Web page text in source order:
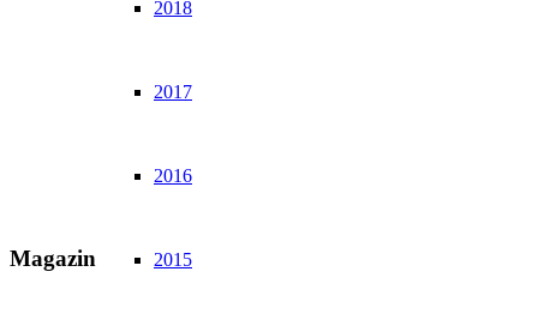
2018
2017
2016
2015
Magazin